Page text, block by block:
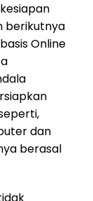
berikutnya
Online
dan
berasal